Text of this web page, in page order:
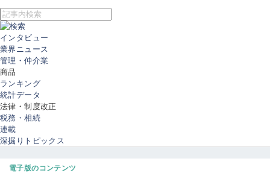
インタビュー
業界ニュース
管理・仲介業
商品
ランキング
統計データ
法律・制度改正
税務・相続
連載
深掘りトピックス
電子版のコンテンツ